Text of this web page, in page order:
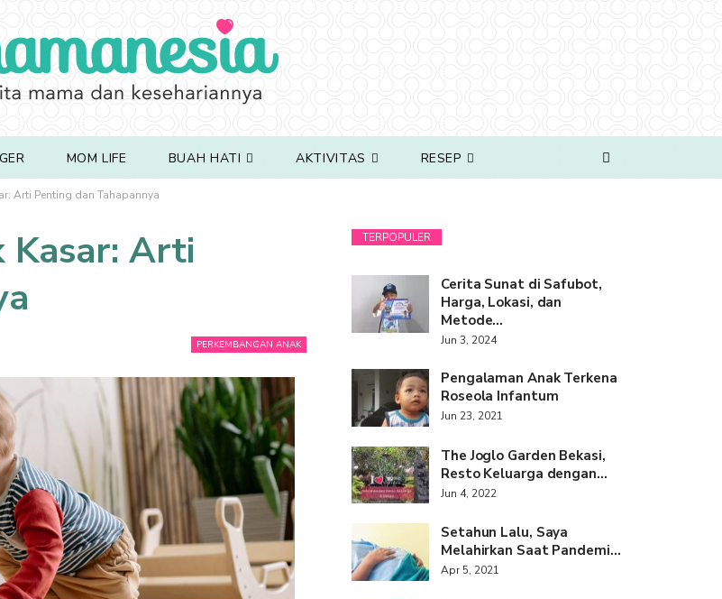
MOM LIFE BUAH HATI AKTIVITAS RESEP
Arti Penting dan Tahapannya
Kasar: Arti
PERKEMBANGAN ANAK
TERPOPULER
Cerita Sunat di Safubot,
Harga, Lokasi, dan
Metode…
Jun 3, 2024
Pengalaman Anak Terkena
Roseola Infantum
Jun 23, 2021
The Joglo Garden Bekasi,
Resto Keluarga dengan…
Jun 4, 2022
Setahun Lalu, Saya
Melahirkan Saat Pandemi…
Apr 5, 2021